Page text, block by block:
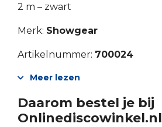
2 m – zwart
Merk: Showgear
Artikelnummer: 700024
Meer lezen
Daarom bestel je bij
Onlinediscowinkel.nl